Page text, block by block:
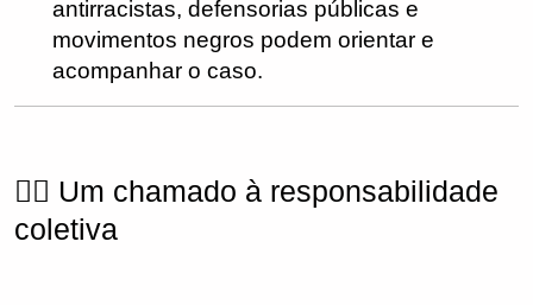
antirracistas, defensorias públicas e
movimentos negros podem orientar e
acompanhar o caso.
✊🏽 Um chamado à responsabilidade
coletiva